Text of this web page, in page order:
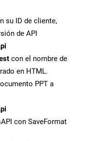
su ID de cliente,
de API
con el nombre de
en HTML.
PPT a
con SaveFormat